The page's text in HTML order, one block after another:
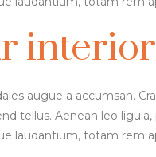
augue a accumsan.
tellus. Aenean leo
laudantium, totam rem